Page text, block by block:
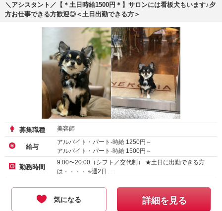
＼アシスタント／【＊土日時給1500円＊】サロンには看板犬もいます♪夕
方お仕事できる方歓迎◎＜土日出勤できる方＞
募集職種 美容師
給与
アルバイト・パート-時給 1250円～
アルバイト・パート-時給 1500円～
勤務時間
9:00〜20:00（シフト／交代制） ★土日に出勤できる方
は・・・・ ※週2日…
気になる 詳細を見る